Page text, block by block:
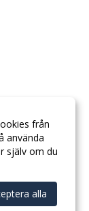
från
använda
själv om du
alla